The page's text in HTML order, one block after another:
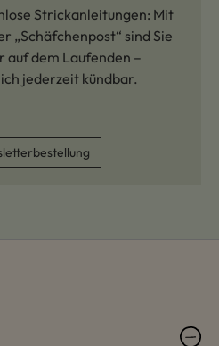
Strickanleitungen: Mit
„Schäfchenpost“ sind Sie
auf dem Laufenden –
jederzeit kündbar.